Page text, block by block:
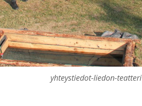
yhteystiedot-liedon-teatteri